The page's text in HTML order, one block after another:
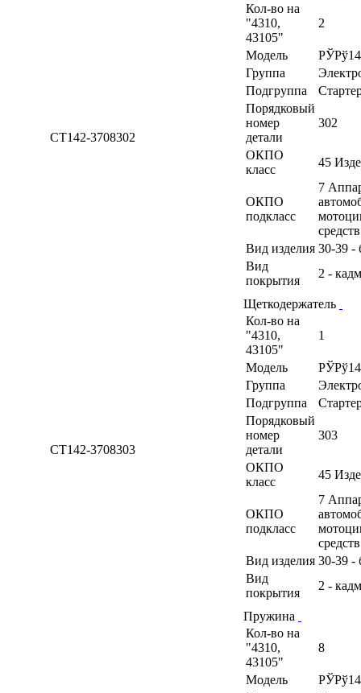
СТ142-3708302
Кол-во на
"4310,
43105"
2
Модель
Группа
Подгруппа
Порядковый
номер
детали
302
ОКПО
класс
45
ОКПО
подкласс
7
Вид изделия 30-39 -
Вид
покрытия
2 -
СТ142-3708303
Щеткодержатель
Кол-во на
"4310,
43105"
1
Модель
Группа
Подгруппа
Порядковый
номер
детали
303
ОКПО
класс
45
ОКПО
подкласс
7
Вид изделия 30-39 -
Вид
покрытия
2 -
Пружина
Кол-во на
"4310,
43105"
8
Модель